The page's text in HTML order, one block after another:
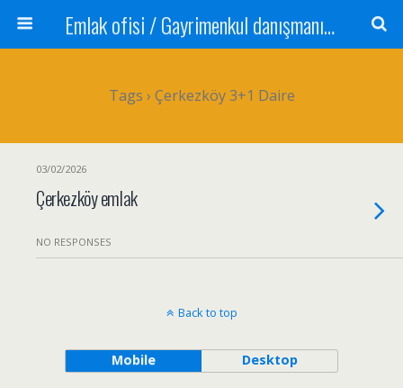
Emlak ofisi / Gayrimenkul danışmanı Satılık daire / Kiralık daire Satılık arsa / Tarla Satılık dükkan / Mağaza Devren satılık işyeri Depo ve antrepo Yatırım: Yatırımlık arsa
Tags › Çerkezköy 3+1 Daire
03/02/2026
Çerkezköy emlak
NO RESPONSES
Back to top
Mobile Desktop